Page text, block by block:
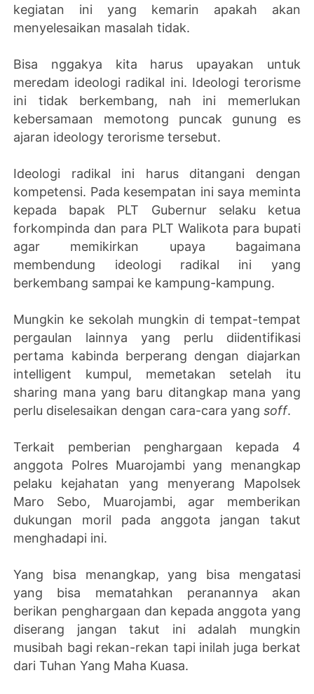
kegiatan ini yang kemarin apakah akan
menyelesaikan masalah tidak.
Bisa nggakya kita harus upayakan untuk
meredam ideologi radikal ini. Ideologi terorisme
ini tidak berkembang, nah ini memerlukan
kebersamaan memotong puncak gunung es
ajaran ideology terorisme tersebut.
Ideologi radikal ini harus ditangani dengan
kompetensi. Pada kesempatan ini saya meminta
kepada bapak PLT Gubernur selaku ketua
forkompinda dan para PLT Walikota para bupati
agar memikirkan upaya bagaimana
membendung ideologi radikal ini yang
berkembang sampai ke kampung-kampung.
Mungkin ke sekolah mungkin di tempat-tempat
pergaulan lainnya yang perlu diidentifikasi
pertama kabinda berperang dengan diajarkan
intelligent kumpul, memetakan setelah itu
sharing mana yang baru ditangkap mana yang
perlu diselesaikan dengan cara-cara yangsoff.
Terkait pemberian penghargaan kepada 4
anggota Polres Muarojambi yang menangkap
pelaku kejahatan yang menyerang Mapolsek
Maro Sebo, Muarojambi, agar memberikan
dukungan moril pada anggota jangan takut
menghadapi ini.
Yang bisa menangkap, yang bisa mengatasi
yang bisa mematahkan peranannya akan
berikan penghargaan dan kepada anggota yang
diserang jangan takut ini adalah mungkin
musibah bagi rekan-rekan tapi inilah juga berkat
dari Tuhan Yang Maha Kuasa.